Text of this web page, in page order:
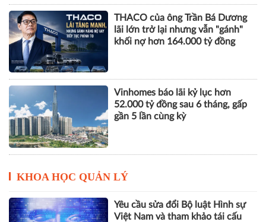
THACO của ông Trần Bá Dương
lãi lớn trở lại nhưng vẫn "gánh"
khối nợ hơn 164.000 tỷ đồng
Vinhomes báo lãi kỷ lục hơn
52.000 tỷ đồng sau 6 tháng, gấp
gần 5 lần cùng kỳ
KHOA HỌC QUẢN LÝ
Yêu cầu sửa đổi Bộ luật Hình sự
Việt Nam và tham khảo tái cấu